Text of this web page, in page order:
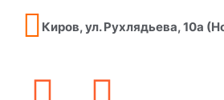
Киров, ул. Рухлядьева, 10а